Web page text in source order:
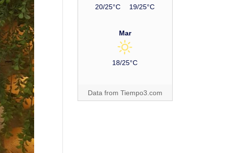
20/25°C 19/25°C
Mar
18/25°C
Data from Tiempo3.com